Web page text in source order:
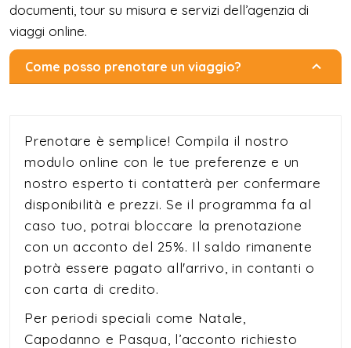
documenti, tour su misura e servizi dell’agenzia di
viaggi online.
Come posso prenotare un viaggio?
Prenotare è semplice! Compila il nostro
modulo online con le tue preferenze e un
nostro esperto ti contatterà per confermare
disponibilità e prezzi. Se il programma fa al
caso tuo, potrai bloccare la prenotazione
con un acconto del 25%. Il saldo rimanente
potrà essere pagato all'arrivo, in contanti o
con carta di credito.
Per periodi speciali come Natale,
Capodanno e Pasqua, l’acconto richiesto